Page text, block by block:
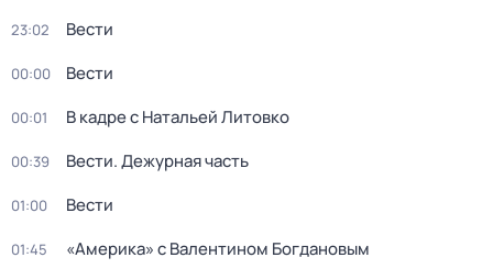
23:02 Вести
00:00 Вести
00:01 В кадре с Натальей Литовко
00:39 Вести. Дежурная часть
01:00 Вести
01:45 «Америка» с Валентином Богдановым